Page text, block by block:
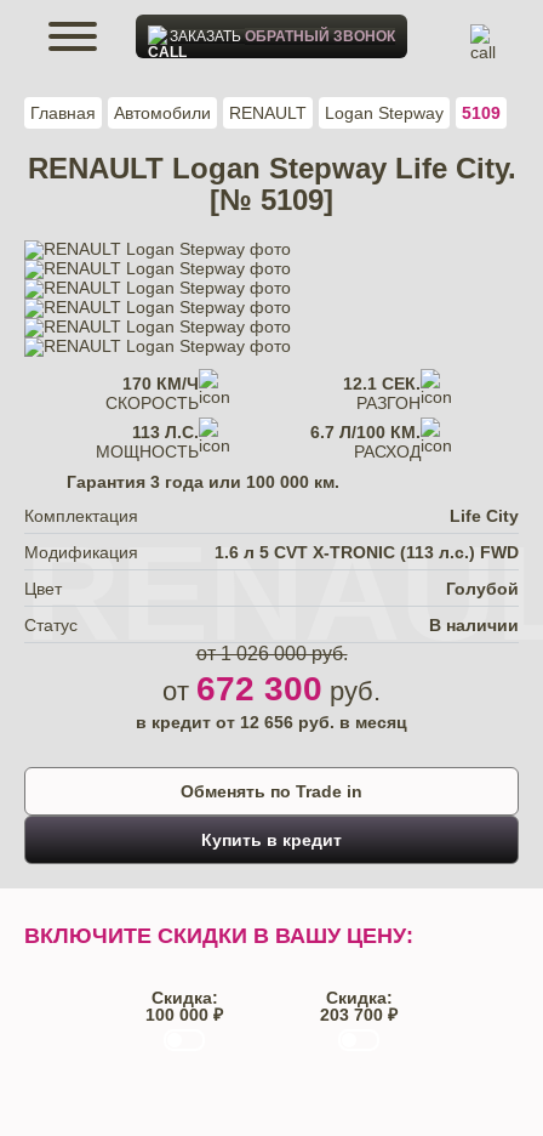
Главная Автомобили RENAULT Logan Stepway 5109
RENAULT Logan Stepway Life City.
[№ 5109]
Гарантия 3 года или 100 000 км.
Комплектация
Life City
Модификация
1.6 л 5 CVT X-TRONIC (113 л.с.) FWD
Цвет
Голубой
Статус
В наличии
от 1 026 000 руб.
от 672 300 руб.
в кредит от 12 656 руб. в месяц
170 КМ/Ч
СКОРОСТЬ
12.1 СЕК.
РАЗГОН
113 Л.С.
МОЩНОСТЬ
6.7 Л/100 КМ.
РАСХОД
Обменять по Trade in
Купить в кредит
ВКЛЮЧИТЕ СКИДКИ В ВАШУ ЦЕНУ:
Скидка:
100 000 ₽
Скидка:
203 700 ₽
ЗАКАЗАТЬОБРАТНЫЙ ЗВОНОК